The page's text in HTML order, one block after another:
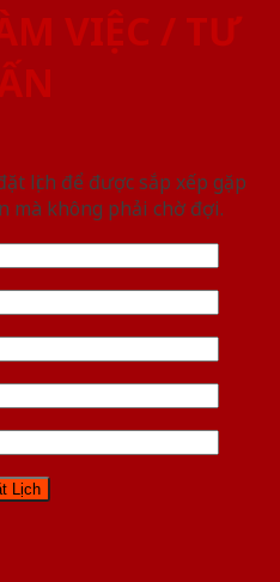
VIỆC / TƯ
lịch để được sắp xếp gặp
mà không phải chờ đợi.